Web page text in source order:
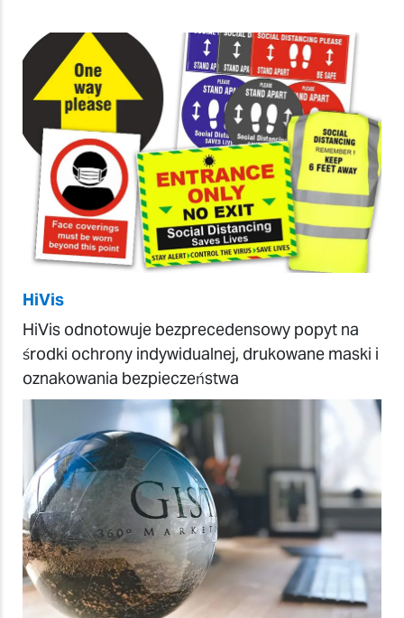
HiVis
HiVis odnotowuje bezprecedensowy popyt na
środki ochrony indywidualnej, drukowane maski i
oznakowania bezpieczeństwa